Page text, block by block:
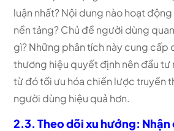
luận nhất? Nội dung nào hoạt
nền tảng? Chủ đề người dùng
gì? Những phân tích này cung cấp
thương hiệu quyết định nên đầu tư
từ đó tối ưu hóa chiến lược truyền
người dùng hiệu quả hơn.
2.3. Theo dõi xu hướng: